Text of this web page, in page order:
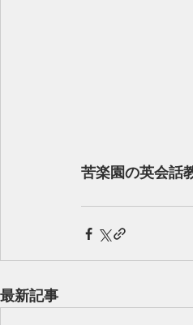
苦楽園の英会話
最新記事